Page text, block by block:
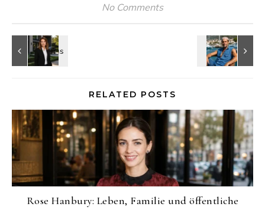
No Comments
RELATED POSTS
Rose Hanbury: Leben, Familie und öffentliche